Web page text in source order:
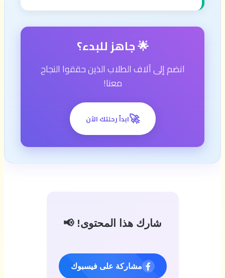
🌟 جاهز للبدء؟
انضم إلى آلاف الطلاب الذين حققوا النجاح
معنا!
🚀ابدأ رحلتك الآن
شارك هذا المحتوى! 📢
مشاركة على فيسبوك